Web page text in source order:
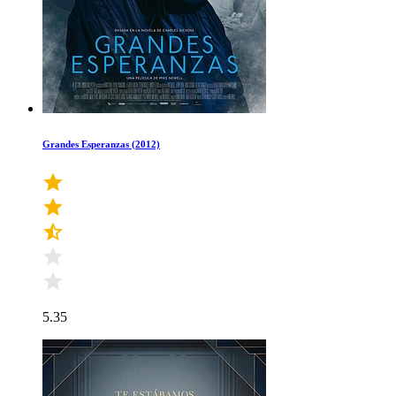
Grandes Esperanzas (2012)
5.35